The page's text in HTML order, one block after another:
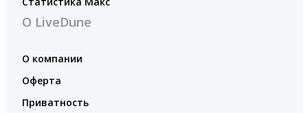
О LiveDune
О компании
Оферта
Приватность